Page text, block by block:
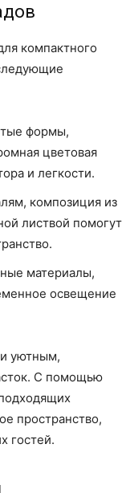
компактного
формы,
цветовая
и легкости.
композиция из
листвой помогут
материалы,
освещение
уютным,
С помощью
пространство,
гостей.